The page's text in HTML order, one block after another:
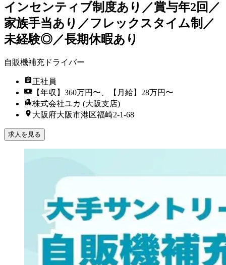
インセンティブ制度あり／賞与年2回／
家族手当あり／フレックスタイム制／
未経験◎／長期休暇あり
自販機補充ドライバー
正社員
【年収】360万円〜、【月給】28万円〜
株式会社ユカ (大阪支店)
大阪府大阪市港区福崎2-1-68
求人を見る